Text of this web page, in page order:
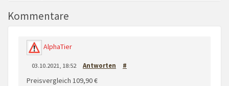
Kommentare
AlphaTier
03.10.2021, 18:52 Antworten #
Preisvergleich 109,90 €